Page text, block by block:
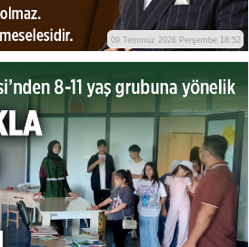
09 Temmuz 2026 Perşembe 18:52